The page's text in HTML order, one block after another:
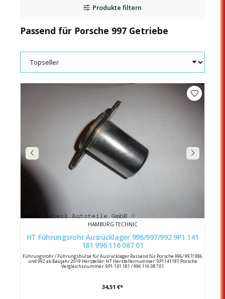
Produkte filtern
Passend für Porsche 997 Getriebe
HAMBURG-TECHNIC
HT Führungsrohr Ausrücklager 996/997/992 9P1 141
181 996 116 087 01
Führungsrohr / Führungshülse für Ausrücklager Passend für Porsche 996/ 997/ 986
und 992 ab Baujahr 2019 Hersteller: HT Herstellernummer: 9P1141181 Porsche
Vergleichsnummer: 9P1 141 181 / 996 116 087 01
34,51 €*